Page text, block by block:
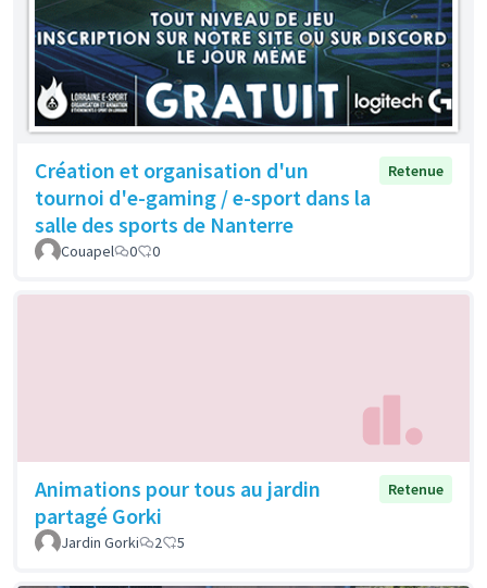
Création et organisation d'un
tournoi d'e-gaming / e-sport dans la
salle des sports de Nanterre
Retenue
Couapel 0 0
Animations pour tous au jardin
partagé Gorki
Retenue
Jardin Gorki 2 5